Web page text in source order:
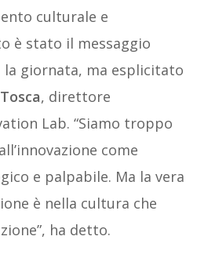
culturale e
è stato il messaggio
giornata, ma esplicitato
, direttore
Lab. “Siamo troppo
come
e palpabile. Ma la vera
è nella cultura che
ha detto.